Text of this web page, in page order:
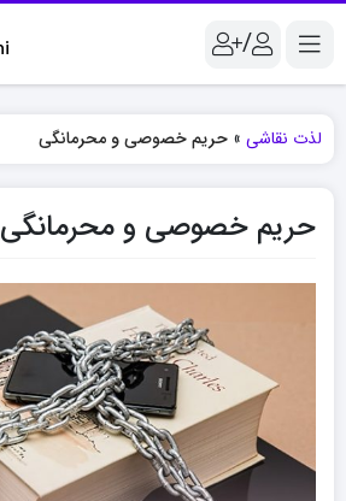
/
لذت نقاشی » حریم خصوصی و محرمانگی
حریم خصوصی و محرمانگی